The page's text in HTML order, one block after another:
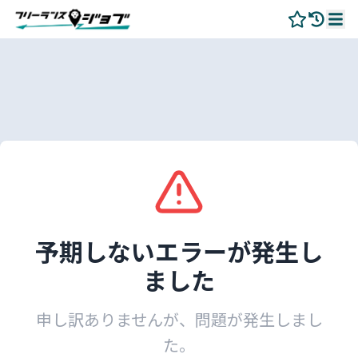
予期しないエラーが発生し
ました
申し訳ありませんが、問題が発生しまし
た。